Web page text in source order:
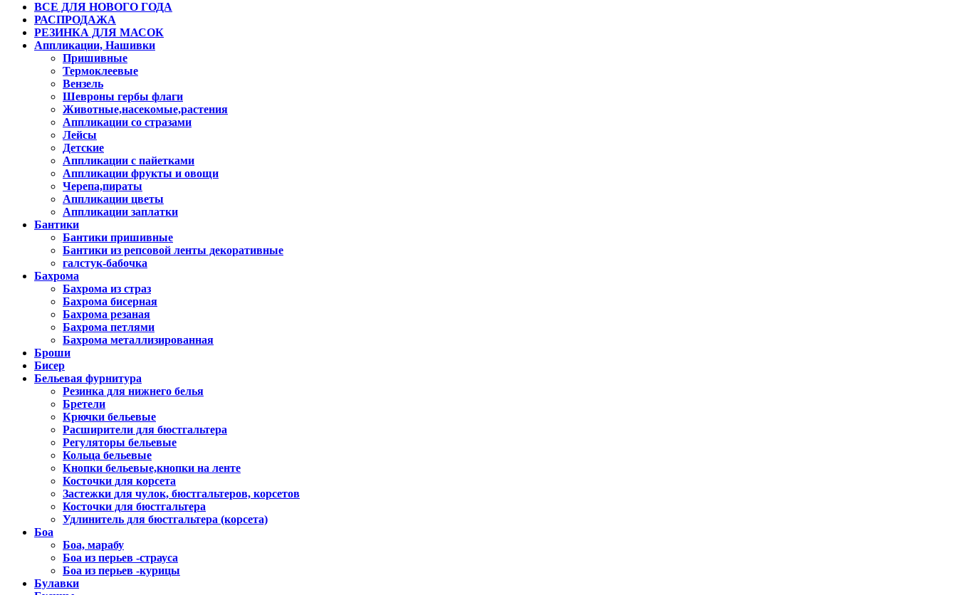
ВСЕ ДЛЯ НОВОГО ГОДА
РАСПРОДАЖА
РЕЗИНКА ДЛЯ МАСОК
Аппликации, Нашивки
Пришивные
Термоклеевые
Вензель
Шевроны гербы флаги
Животные,насекомые,растения
Аппликации со стразами
Лейсы
Детские
Аппликации с пайетками
Аппликации фрукты и овощи
Черепа,пираты
Аппликации цветы
Аппликации заплатки
Бантики
Бантики пришивные
Бантики из репсовой ленты декоративные
галстук-бабочка
Бахрома
Бахрома из страз
Бахрома бисерная
Бахрома резаная
Бахрома петлями
Бахрома металлизированная
Броши
Бисер
Бельевая фурнитура
Резинка для нижнего белья
Бретели
Крючки бельевые
Расширители для бюстгальтера
Регуляторы бельевые
Кольца бельевые
Кнопки бельевые,кнопки на ленте
Косточки для корсета
Застежки для чулок, бюстгальтеров, корсетов
Косточки для бюстгальтера
Удлинитель для бюстгальтера (корсета)
Боа
Боа, марабу
Боа из перьев -страуса
Боа из перьев -курицы
Булавки